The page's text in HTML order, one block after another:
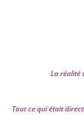
La réa­lité
Tout ce qui était